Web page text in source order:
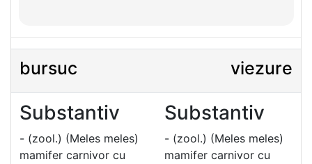
bursuc viezure
Substantiv
- (zool.) (Meles meles)
mamifer carnivor cu
Substantiv
- (zool.) (Meles meles)
mamifer carnivor cu